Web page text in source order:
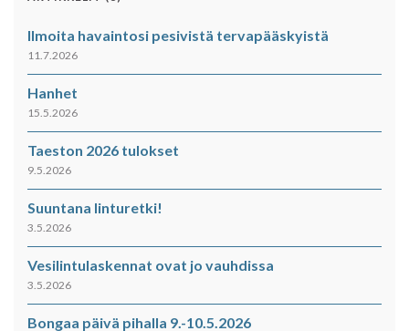
Ilmoita havaintosi pesivistä tervapääskyistä
11.7.2026
Hanhet
15.5.2026
Taeston 2026 tulokset
9.5.2026
Suuntana linturetki!
3.5.2026
Vesilintulaskennat ovat jo vauhdissa
3.5.2026
Bongaa päivä pihalla 9.-10.5.2026